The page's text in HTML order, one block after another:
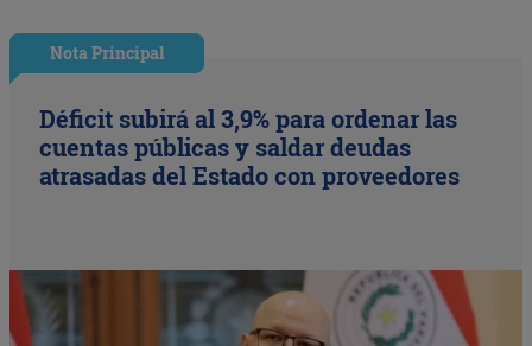
Nota Principal
Déficit subirá al 3,9% para ordenar las
cuentas públicas y saldar deudas
atrasadas del Estado con proveedores